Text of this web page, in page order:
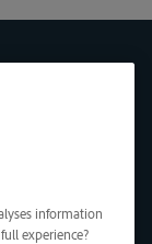
information
experience?